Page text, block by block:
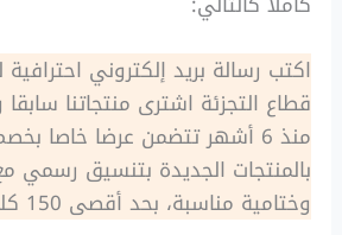
اكتب رسالة بريد إلكتروني
قطاع التجزئة اشترى منتجاتنا
بالمنتجات الجديدة بتنسيق رسمي
وختامية مناسبة، بحد أقصى 150 كلمة.